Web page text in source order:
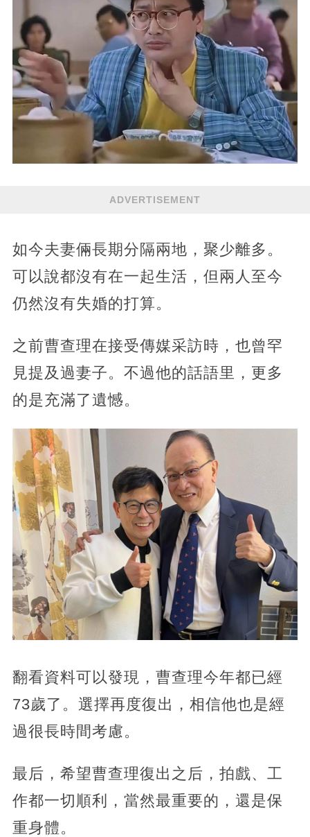
ADVERTISEMENT
如今夫妻倆長期分隔兩地，聚少離多。
可以說都沒有在一起生活，但兩人至今
仍然沒有失婚的打算。
之前曹查理在接受傳媒采訪時，也曾罕
見提及過妻子。不過他的話語里，更多
的是充滿了遺憾。
翻看資料可以發現，曹查理今年都已經
73歲了。選擇再度復出，相信他也是經
過很長時間考慮。
最后，希望曹查理復出之后，拍戲、工
作都一切順利，當然最重要的，還是保
重身體。